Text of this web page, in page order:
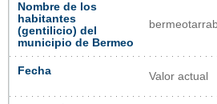
Nombre de los
habitantes
(gentilicio) del
municipio de Bermeo
Fecha Valor actual